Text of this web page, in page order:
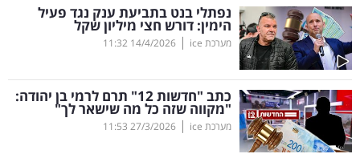
קריפטו
ויראלי
טלוויזיה
עסקי
ספורט
נפתלי בנט בתביעת ענק נגד פעיל
הימין: דורש חצי מיליון שקל
מערכת ice |
14/4/2026
11:32
כתב "חדשות 12" תרם לרמי בן יהודה:
"מקווה שזה כל מה שישאר לך"
מערכת ice |
27/3/2026
11:53